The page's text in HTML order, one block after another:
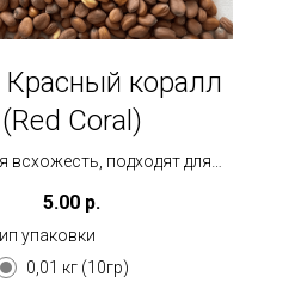
Красный коралл
(Red Coral)
всхожесть, подходят для
проростков. При фитосвете
листья и цвет
фиолетового.
5.00 р.
упаковки
0,01 кг (10гр)